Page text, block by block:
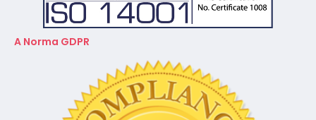
A Norma GDPR